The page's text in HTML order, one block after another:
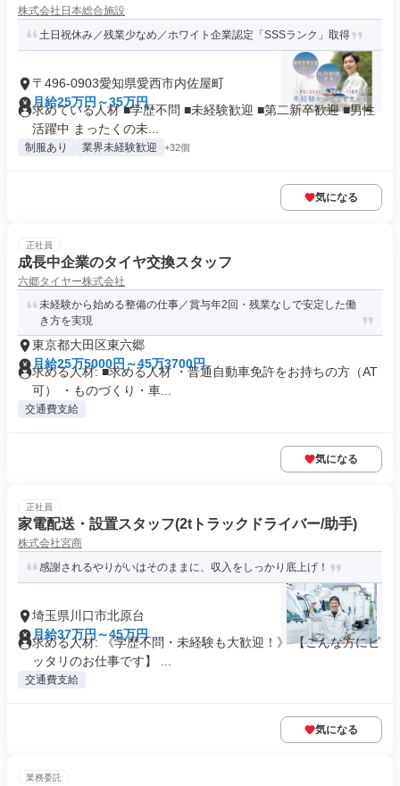
株式会社日本総合施設
土日祝休み／残業少なめ／ホワイト企業認定「SSSランク」取得
〒496-0903愛知県愛西市内佐屋町
月給25万円～35万円
求めている人材 ■学歴不問 ■未経験歓迎 ■第二新卒歓迎 ■男性
活躍中 まったくの未...
制服あり 業界未経験歓迎 +32個
気になる
正社員
成長中企業のタイヤ交換スタッフ
六郷タイヤー株式会社
未経験から始める整備の仕事／賞与年2回・残業なしで安定した働
き方を実現
東京都大田区東六郷
月給25万5000円～45万3700円
求める人材: ■求める人材 ・普通自動車免許をお持ちの方（AT
可） ・ものづくり・車...
交通費支給
気になる
正社員
家電配送・設置スタッフ(2tトラックドライバー/助手)
株式会社宮商
感謝されるやりがいはそのままに、収入をしっかり底上げ！
埼玉県川口市北原台
月給37万円～45万円
求める人材: 《学歴不問・未経験も大歓迎！》 【こんな方にピ
ッタリのお仕事です】 ...
交通費支給
気になる
業務委託